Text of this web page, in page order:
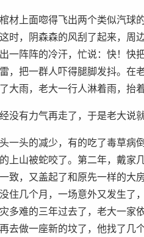
材上面唿得飞出两个类似汽球
时，阴森森的风刮了起来，周
一阵阵的冷汗，忙说：快！快
，把一群人吓得腿脚发抖。在
大雨，老大一行人淋着雨，抬
有力气再走了，于是老大说就
一头的减少，有的吃了毒草病
上山被蛇咬了。第二年，戴家
致，又盖起了和原先一样的大
住几个月，一场意外又发生了
多难的三年过去了，老大一家
去做一座新的坟了，他找了几